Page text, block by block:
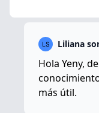
Liliana
Hola Yeny,
más útil.